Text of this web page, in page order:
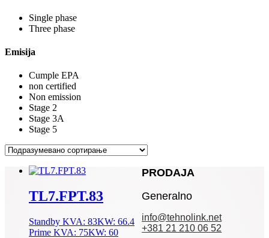
Single phase
Three phase
Emisija
Cumple EPA
non certified
Non emission
Stage 2
Stage 3A
Stage 5
TL7.FPT.83
Standby KVA: 83KW: 66.4
Prime KVA: 75KW: 60
PRODAJA
Generalno
info@tehnolink.net
+381 21 210 06 52